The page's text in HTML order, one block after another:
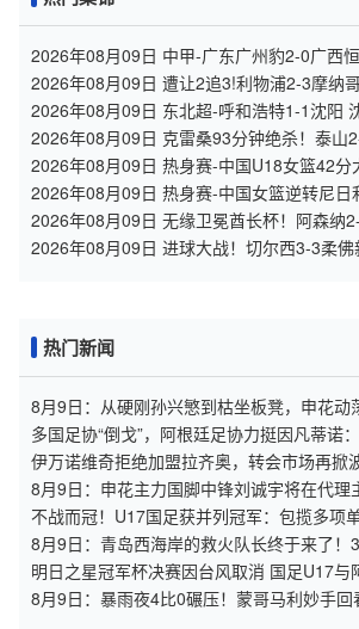
2026年08月09日 中甲-广东广州豹2-0广西
传射若昂·卡洛斯破门
2026年08月09日 遭让2追3!利物浦2-3摩纳
维尔茨破门范戴克送点
2026年08月09日 东北超-呼和浩特1-1沈阳
2026年08月09日 克雷桑93分钟绝杀！泰山
胜，刘洋、哈达斯破门
2026年08月09日 热身赛-中国U18女篮42分
姚子萱12前场板
2026年08月09日 热身赛-中国女篮逆转尼日
王思雨关键两罚
2026年08月09日 无缘卫冕酋长杯！阿森纳
+造点多特U19三人建功
2026年08月09日 进球大战！切尔西3-3柔
热门新闻
8月9日：从硬刚孙兴慜到枯坐板凳，申花动
何去何从？
多国足协“倒戈”，阿根廷足协力挺因凡蒂诺
续在其领导下前行
伊万诺维奇拒绝加盟拉齐奥，转会市场再掀
8月9日：申花主力国脚中锋刘诚宇将在代理
离队加盟大连英博
不战而冠！U17国足获并列冠军：包揽多项
德”是MVP
8月9日：青岛西海岸的救火队长终于来了！
力逆天，郑智的亚冠梦全靠他？
明日之星冠军杯决赛因台风取消 国足U17与
8月9日：暴雨夜4比0碾压！蒙哥马利妙手回